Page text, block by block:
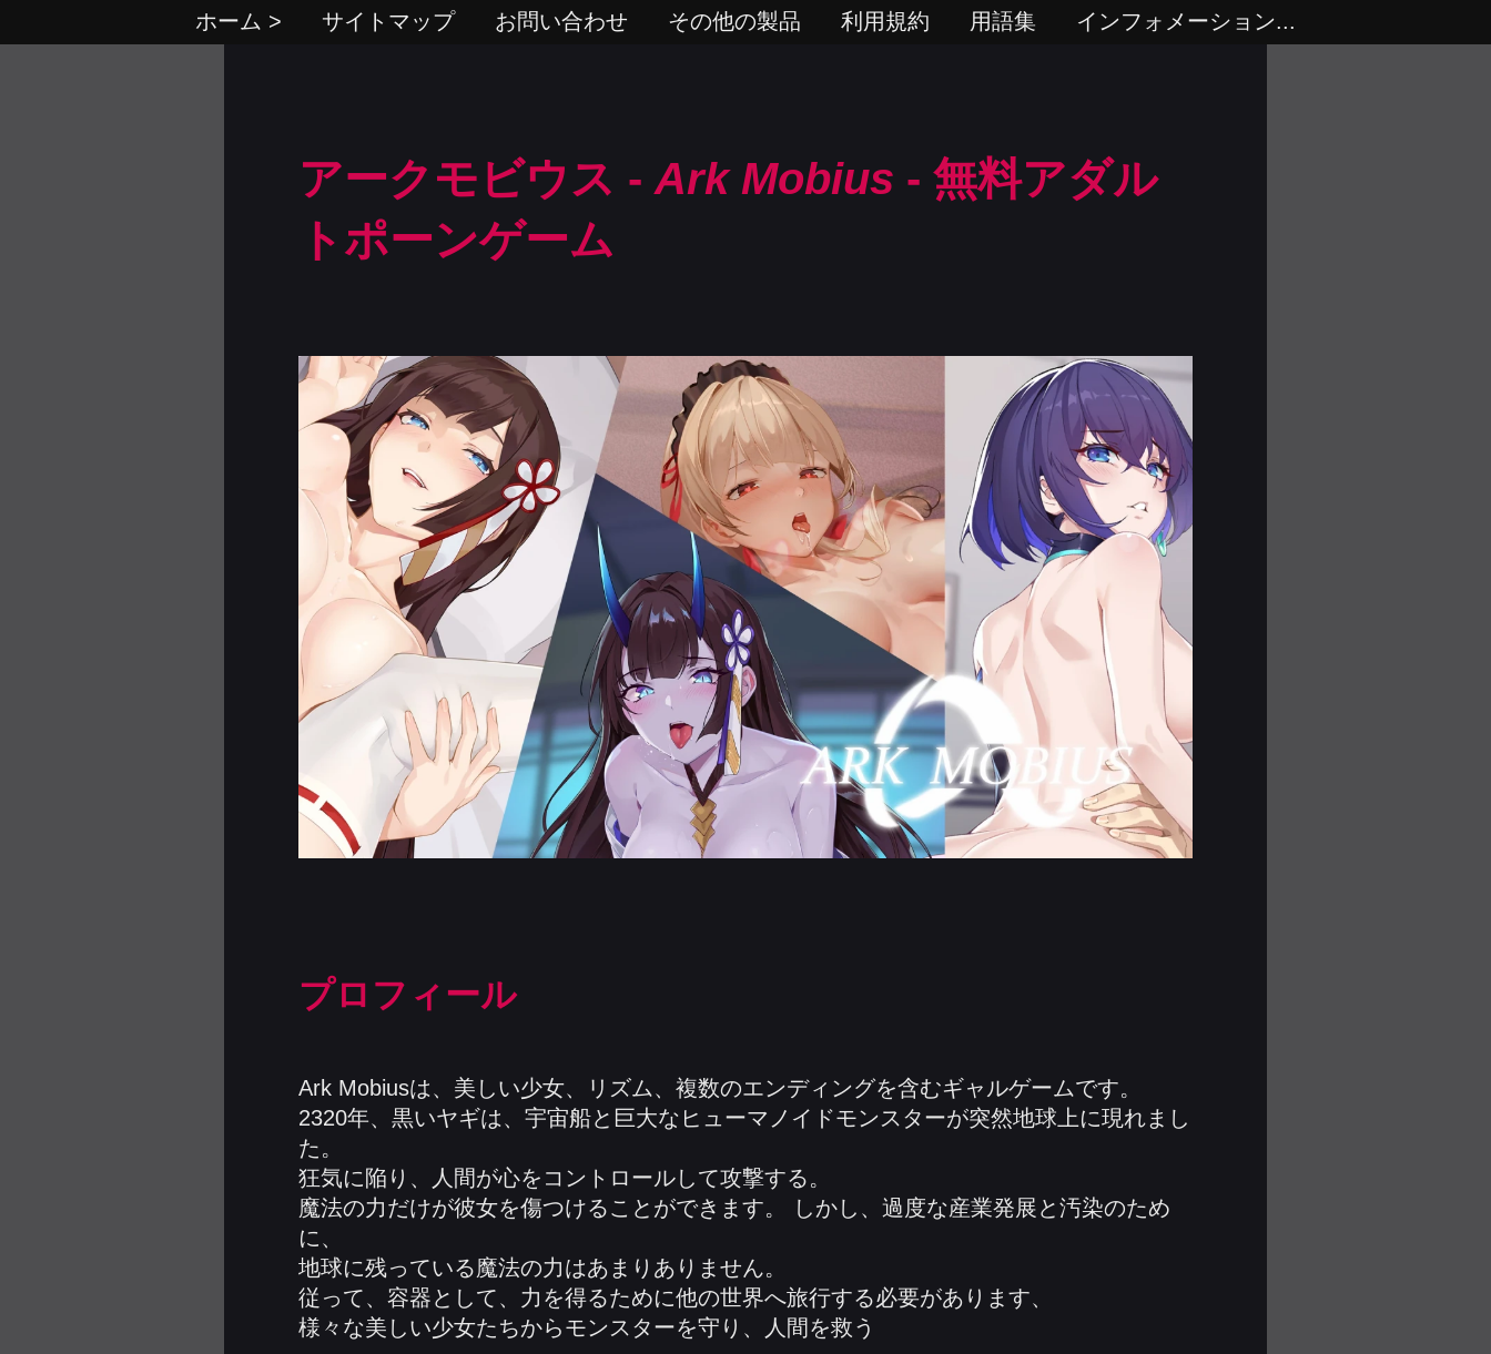
ホーム > サイトマップ お問い合わせ その他の製品 利用規約 用語集 インフォメーション...
アークモビウス - Ark Mobius - 無料アダル
トポーンゲーム
プロフィール
Ark Mobiusは、美しい少女、リズム、複数のエンディングを含むギャルゲームです。
2320年、黒いヤギは、宇宙船と巨大なヒューマノイドモンスターが突然地球上に現れまし
た。
狂気に陥り、人間が心をコントロールして攻撃する。
魔法の力だけが彼女を傷つけることができます。 しかし、過度な産業発展と汚染のため
に、
地球に残っている魔法の力はあまりありません。
従って、容器として、力を得るために他の世界へ旅行する必要があります、
様々な美しい少女たちからモンスターを守り、人間を救う